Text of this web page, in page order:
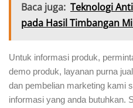
Baca juga: Teknologi
pada Hasil Timbangan
Untuk informasi produk,
demo produk, layanan purna
dan pembelian marketing kami
informasi yang anda butuhkan.